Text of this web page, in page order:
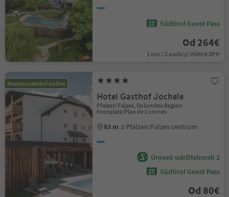
Südtirol Guest Pass
Od 264€
1 noc / 2 osob(y) Včetně DPH
Rezervovatelné online
Hotel Gasthof Jochele
Pfalzen/Falzes, Dolomites Region
Kronplatz/Plan de Corones
83 m z Pfalzen/Falzes centrum
Úroveň udržitelnosti 2
Südtirol Guest Pass
Od 80€